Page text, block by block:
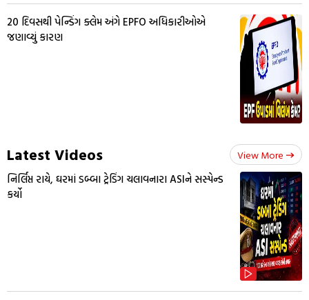
20 દિવસથી પેન્ડિંગ ક્લેમ અંગે EPFO અધિકારીઓએ
જણાવ્યું કારણ
Latest Videos View More
નિર્લિપ્ત રાયે, ઘરમાં ડબ્બા ટ્રેડિંગ ચલાવનારા ASIને સસ્પેન્ડ
કર્યો